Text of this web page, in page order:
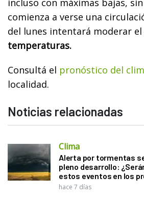
incluso con máximas bajas,
comienza a verse una
del lunes intentará moderar
temperaturas.
Consultá el pronóstico del
localidad.
Noticias relacionadas
Clima
Alerta por tormentas
pleno desarrollo:
estos eventos en los
hace 7 días